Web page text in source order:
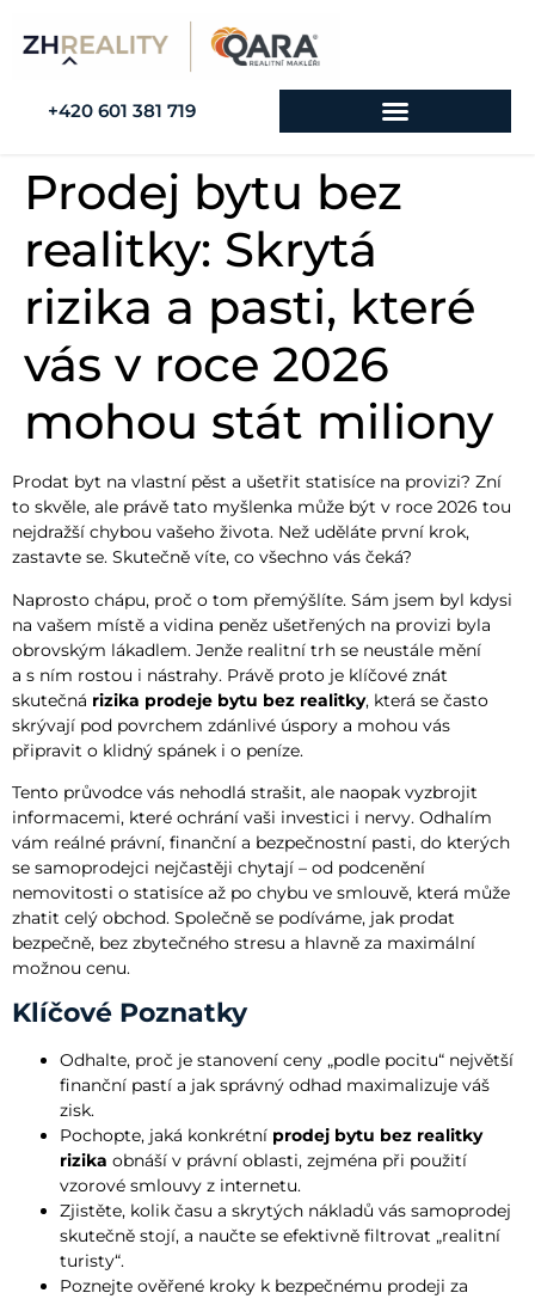
+420 601 381 719
Prodej bytu bez
realitky: Skrytá
rizika a pasti, které
vás v roce 2026
mohou stát miliony
Prodat byt na vlastní pěst a ušetřit statisíce na provizi? Zní
to skvěle, ale právě tato myšlenka může být v roce 2026 tou
nejdražší chybou vašeho života. Než uděláte první krok,
zastavte se. Skutečně víte, co všechno vás čeká?
Naprosto chápu, proč o tom přemýšlíte. Sám jsem byl kdysi
na vašem místě a vidina peněz ušetřených na provizi byla
obrovským lákadlem. Jenže realitní trh se neustále mění
a s ním rostou i nástrahy. Právě proto je klíčové znát
skutečná rizika prodeje bytu bez realitky, která se často
skrývají pod povrchem zdánlivé úspory a mohou vás
připravit o klidný spánek i o peníze.
Tento průvodce vás nehodlá strašit, ale naopak vyzbrojit
informacemi, které ochrání vaši investici i nervy. Odhalím
vám reálné právní, finanční a bezpečnostní pasti, do kterých
se samoprodejci nejčastěji chytají – od podcenění
nemovitosti o statisíce až po chybu ve smlouvě, která může
zhatit celý obchod. Společně se podíváme, jak prodat
bezpečně, bez zbytečného stresu a hlavně za maximální
možnou cenu.
Klíčové Poznatky
Odhalte, proč je stanovení ceny „podle pocitu“ největší
finanční pastí a jak správný odhad maximalizuje váš
zisk.
Pochopte, jaká konkrétní prodej bytu bez realitky
rizika obnáší v právní oblasti, zejména při použití
vzorové smlouvy z internetu.
Zjistěte, kolik času a skrytých nákladů vás samoprodej
skutečně stojí, a naučte se efektivně filtrovat „realitní
turisty“.
Poznejte ověřené kroky k bezpečnému prodeji za